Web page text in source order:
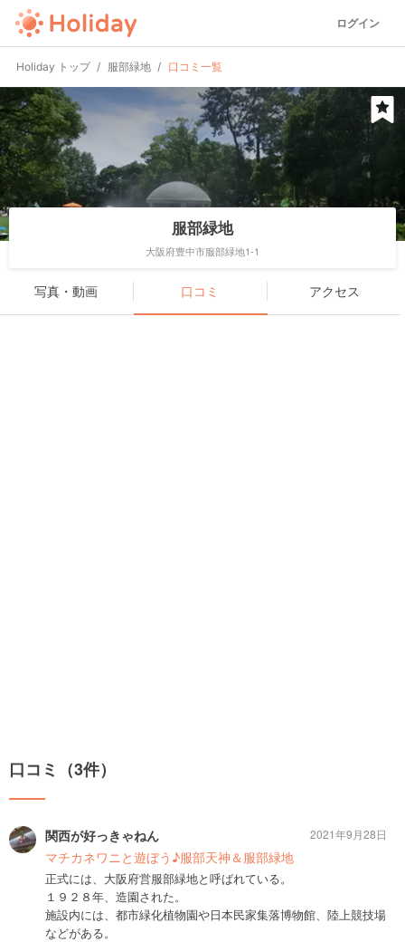
ログイン
Holiday トップ 服部緑地 口コミ一覧
服部緑地
大阪府豊中市服部緑地1-1
写真・動画 口コミ アクセス
口コミ（3件）
関西が好っきゃねん
マチカネワニと遊ぼう♪服部天神＆服部緑地
正式には、大阪府営服部緑地と呼ばれている。
１９２８年、造園された。
施設内には、都市緑化植物園や日本民家集落博物館、陸上競技場
などがある。
2021年9月28日